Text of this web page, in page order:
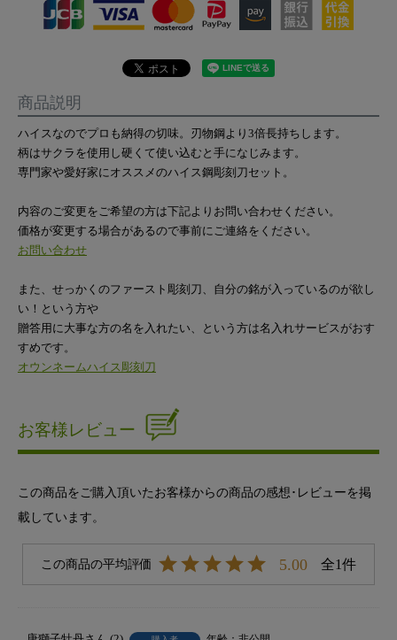
商品説明
ハイスなのでプロも納得の切味。刃物鋼より3倍長持ちします。
柄はサクラを使用し硬くて使い込むと手になじみます。
専門家や愛好家にオススメのハイス鋼彫刻刀セット。
内容のご変更をご希望の方は下記よりお問い合わせください。
価格が変更する場合があるので事前にご連絡をください。
お問い合わせ
また、せっかくのファースト彫刻刀、自分の銘が入っているのが欲し
い！という方や
贈答用に大事な方の名を入れたい、という方は名入れサービスがおす
すめです。
オウンネームハイス彫刻刀
お客様レビュー
この商品をご購入頂いたお客様からの商品の感想･レビューを掲
載しています。
5.00 1